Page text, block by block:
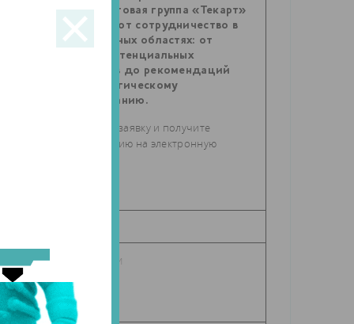
маркетинговая группа «Текарт»
предлагают сотрудничество в
самых разных областях: от
поиска потенциальных
партнеров до рекомендаций
по стратегическому
планированию.
Отправьте заявку и получите
консультацию на электронную